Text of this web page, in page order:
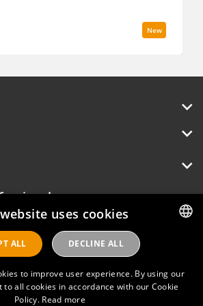
Hotelprofessionals
ENGLISH
uses cookies
to improve user experience. By using our
to all cookies in accordance with our Cookie
Policy. Read more
ALL DECLINE ALL